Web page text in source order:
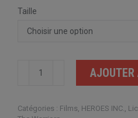
Taille
quantité
AJOUTER
Catégories : Films, HEROES INC.,